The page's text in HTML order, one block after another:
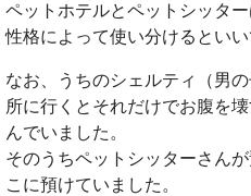
ペットホテルとペットシッタ
性格によって使い分けるといい
なお、うちのシェルティ（男
所に行くとそれだけでお腹を
んでいました。
そのうちペットシッターさん
こに預けていました。